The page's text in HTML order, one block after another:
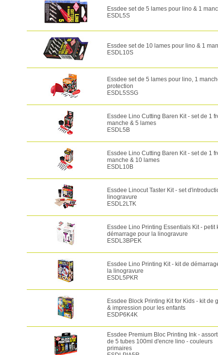
Essdee set de 5 lames pour lino & 1
ESDL5S
Essdee set de 10 lames pour lino & 1
ESDL10S
Essdee set de 5 lames pour lino, 1
protection
ESDL5SSG
Essdee Lino Cutting Baren Kit - set de 1
manche & 5 lames
ESDL5B
Essdee Lino Cutting Baren Kit - set de 1
manche & 10 lames
ESDL10B
Essdee Linocut Taster Kit - set
linogravure
ESDL2LTK
Essdee Lino Printing Essentials Kit - petit
démarrage pour la linogravure
ESDL3BPEK
Essdee Lino Printing Kit - kit de
la linogravure
ESDL5PKR
Essdee Block Printing Kit for Kids - kit de
& impression pour les enfants
ESDP6K4K
Essdee Premium Bloc Printing Ink -
de 5 tubes 100ml d'encre lino - couleurs
primaires